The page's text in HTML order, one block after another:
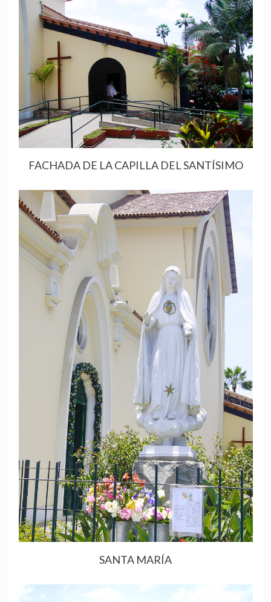
FACHADA DE LA CAPILLA DEL SANTÍSIMO
SANTA MARÍA